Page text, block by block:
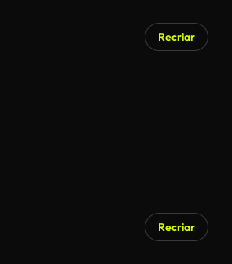
Recriar
Recriar